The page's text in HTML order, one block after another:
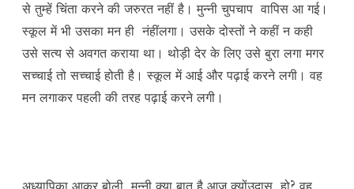
से तुम्हें चिंता करने की जरुरत नहीं है। मुन्नी चुपचाप वापिस आ गई।
स्कूल में भी उसका मन ही नंहींलगा। उसके दोस्तों ने कहीं न कही
उसे सत्य से अवगत कराया था। थोड़ी देर के लिए उसे बुरा लगा मगर
सच्चाई तो सच्चाई होती है। स्कूल में आई और पढ़ाई करने लगी। वह
मन लगाकर पहली की तरह पढ़ाई करने लगी।